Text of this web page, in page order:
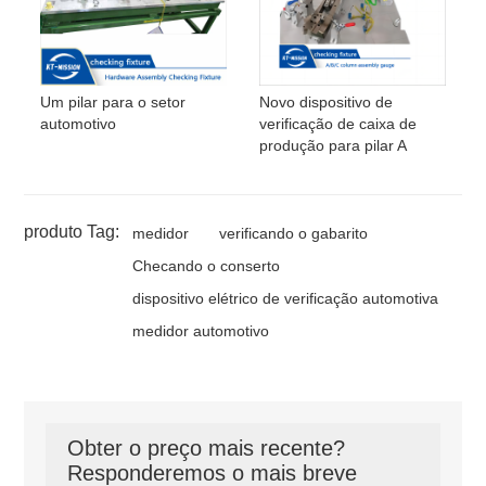
Um pilar para o setor
automotivo
Novo dispositivo de
verificação de caixa de
produção para pilar A
produto Tag: medidor
verificando o gabarito
Checando o conserto
dispositivo elétrico de verificação automotiva
medidor automotivo
Obter o preço mais recente?
Responderemos o mais breve